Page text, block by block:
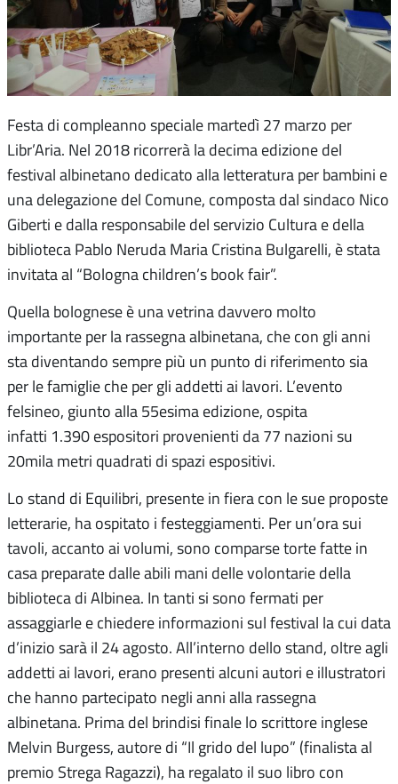
Festa di compleanno speciale martedì 27 marzo per
Libr’Aria. Nel 2018 ricorrerà la decima edizione del
festival albinetano dedicato alla letteratura per bambini e
una delegazione del Comune, composta dal sindaco Nico
Giberti e dalla responsabile del servizio Cultura e della
biblioteca Pablo Neruda Maria Cristina Bulgarelli, è stata
invitata al “Bologna children’s book fair”.
Quella bolognese è una vetrina davvero molto
importante per la rassegna albinetana, che con gli anni
sta diventando sempre più un punto di riferimento sia
per le famiglie che per gli addetti ai lavori. L’evento
felsineo, giunto alla 55esima edizione, ospita
infatti 1.390 espositori provenienti da 77 nazioni su
20mila metri quadrati di spazi espositivi.
Lo stand di Equilibri, presente in fiera con le sue proposte
letterarie, ha ospitato i festeggiamenti. Per un’ora sui
tavoli, accanto ai volumi, sono comparse torte fatte in
casa preparate dalle abili mani delle volontarie della
biblioteca di Albinea. In tanti si sono fermati per
assaggiarle e chiedere informazioni sul festival la cui data
d’inizio sarà il 24 agosto. All’interno dello stand, oltre agli
addetti ai lavori, erano presenti alcuni autori e illustratori
che hanno partecipato negli anni alla rassegna
albinetana. Prima del brindisi finale lo scrittore inglese
Melvin Burgess, autore di “Il grido del lupo” (finalista al
premio Strega Ragazzi), ha regalato il suo libro con